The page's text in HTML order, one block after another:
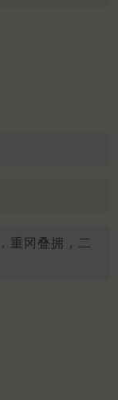
重冈叠拥，二